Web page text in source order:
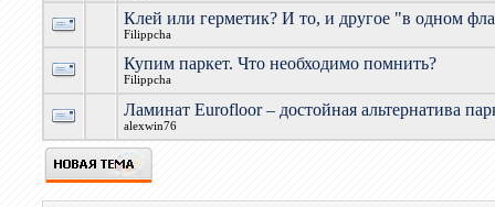
Клей или герметик? И то, и другое "в одном
Filippcha
Купим паркет. Что необходимо помнить?
Filippcha
Ламинат Eurofloor – достойная альтернатива
alexwin76